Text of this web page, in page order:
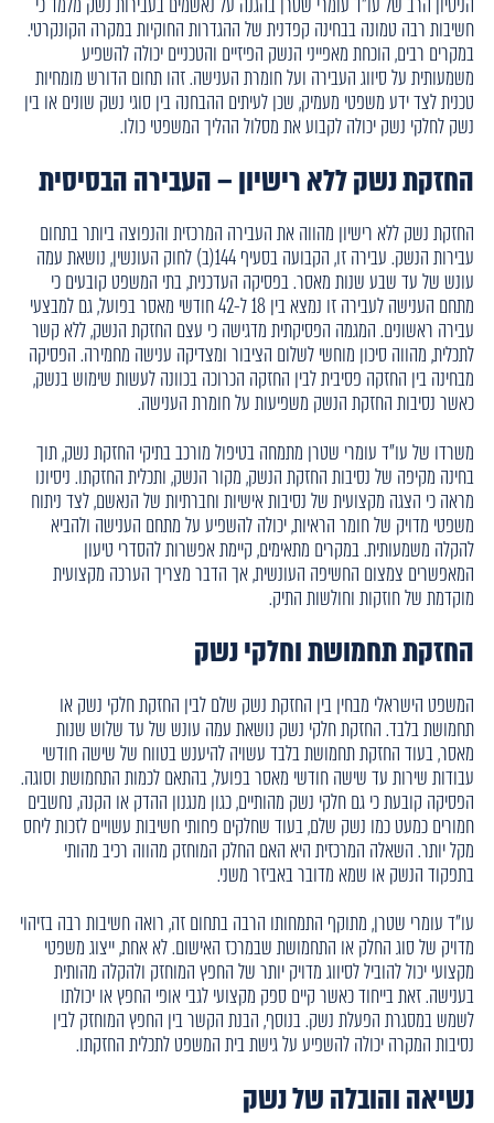
חשיבות רבה טמונה בבחינה קפדנית של ההגדרות החוקיות במקרה הקונקרטי.
במקרים רבים, הוכחת מאפייני הנשק הפיזיים והטכניים יכולה להשפיע
משמעותית על סיווג העבירה ועל חומרת הענישה. זהו תחום הדורש מומחיות
טכנית לצד ידע משפטי מעמיק, שכן לעיתים ההבחנה בין סוגי נשק שונים או בין
נשק לחלקי נשק יכולה לקבוע את מסלול ההליך המשפטי כולו.
החזקת נשק ללא רישיון – העבירה הבסיסית
החזקת נשק ללא רישיון מהווה את העבירה המרכזית והנפוצה ביותר בתחום
עבירות הנשק. עבירה זו, הקבועה בסעיף 144(ב) לחוק העונשין, נושאת עמה
עונש של עד שבע שנות מאסר. בפסיקה העדכנית, בתי המשפט קובעים כי
מתחם הענישה לעבירה זו נמצא בין 18 ל-42 חודשי מאסר בפועל, גם למבצעי
עבירה ראשונים. המגמה הפסיקתית מדגישה כי עצם החזקת הנשק, ללא קשר
לתכלית, מהווה סיכון מוחשי לשלום הציבור ומצדיקה ענישה מחמירה. הפסיקה
מבחינה בין החזקה פסיבית לבין החזקה הכרוכה בכוונה לעשות שימוש בנשק,
כאשר נסיבות החזקת הנשק משפיעות על חומרת הענישה.
משרדו של עו"ד עומרי שטרן מתמחה בטיפול מורכב בתיקי החזקת נשק, תוך
בחינה מקיפה של נסיבות החזקת הנשק, מקור הנשק, ותכלית החזקתו. ניסיונו
מראה כי הצגה מקצועית של נסיבות אישיות וחברתיות של הנאשם, לצד ניתוח
משפטי מדויק של חומר הראיות, יכולה להשפיע על מתחם הענישה ולהביא
להקלה משמעותית. במקרים מתאימים, קיימת אפשרות להסדרי טיעון
המאפשרים צמצום החשיפה העונשית, אך הדבר מצריך הערכה מקצועית
מוקדמת של חוזקות וחולשות התיק.
החזקת תחמושת וחלקי נשק
המשפט הישראלי מבחין בין החזקת נשק שלם לבין החזקת חלקי נשק או
תחמושת בלבד. החזקת חלקי נשק נושאת עמה עונש של עד שלוש שנות
מאסר, בעוד החזקת תחמושת בלבד עשויה להיענש בטווח של שישה חודשי
עבודות שירות עד שישה חודשי מאסר בפועל, בהתאם לכמות התחמושת וסוגה.
הפסיקה קובעת כי גם חלקי נשק מהותיים, כגון מנגנון ההדק או הקנה, נחשבים
חמורים כמעט כמו נשק שלם, בעוד שחלקים פחותי חשיבות עשויים לזכות ליחס
מקל יותר. השאלה המרכזית היא האם החלק המוחזק מהווה רכיב מהותי
בתפקוד הנשק או שמא מדובר באביזר משני.
עו"ד עומרי שטרן, מתוקף התמחותו הרבה בתחום זה, רואה חשיבות רבה בזיהוי
מדויק של סוג החלק או התחמושת שבמרכז האישום. לא אחת, ייצוג משפטי
מקצועי יכול להוביל לסיווג מדויק יותר של החפץ המוחזק ולהקלה מהותית
בענישה. זאת בייחוד כאשר קיים ספק מקצועי לגבי אופי החפץ או יכולתו
לשמש במסגרת הפעלת נשק. בנוסף, הבנת הקשר בין החפץ המוחזק לבין
נסיבות המקרה יכולה להשפיע על גישת בית המשפט לתכלית החזקתו.
נשיאה והובלה של נשק